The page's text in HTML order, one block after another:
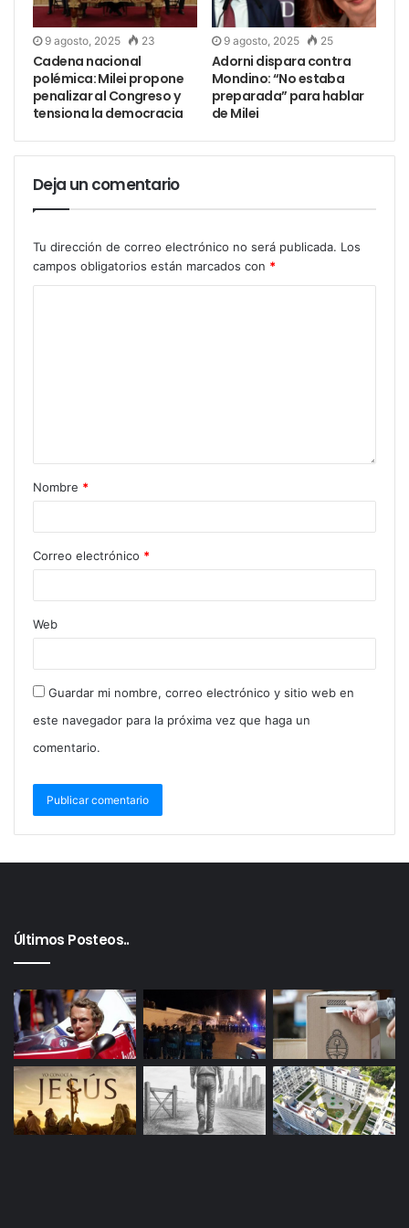
Una buena alimentación y ejercicio.
Tomar las precauciones necesarias a la hora de
tomar sol.
Vacunar a las niñas y los niños contra el VPH.
Informar a los niños y adolescentes sobre los
riesgos de fumar y consumir alcohol
9 agosto, 2025 23
Cadena nacional
polémica: Milei propone
penalizar al Congreso y
tensiona la democracia
9 agosto, 2025 25
Adorni dispara contra
Mondino: “No estaba
preparada” para hablar
de Milei
Deja un comentario
Tu dirección de correo electrónico no será publicada. Los
campos obligatorios están marcados con *
Nombre *
Correo electrónico *
Web
Guardar mi nombre, correo electrónico y sitio web en
este navegador para la próxima vez que haga un
comentario.
Últimos Posteos..